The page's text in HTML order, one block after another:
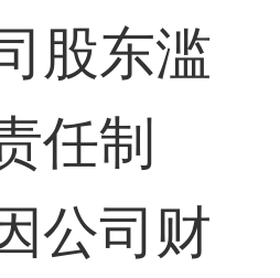
股东滥
任制
公司财